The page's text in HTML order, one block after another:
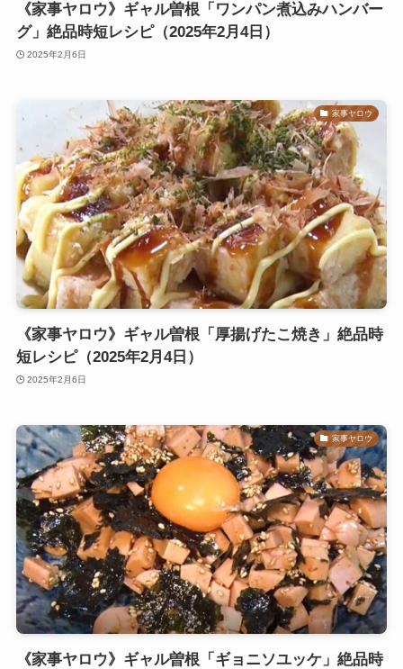
《家事ヤロウ》ギャル曽根「ワンパン煮込みハンバー
グ」絶品時短レシピ（2025年2月4日）
2025年2月6日
家事ヤロウ
《家事ヤロウ》ギャル曽根「厚揚げたこ焼き」絶品時
短レシピ（2025年2月4日）
2025年2月6日
家事ヤロウ
《家事ヤロウ》ギャル曽根「ギョニソユッケ」絶品時